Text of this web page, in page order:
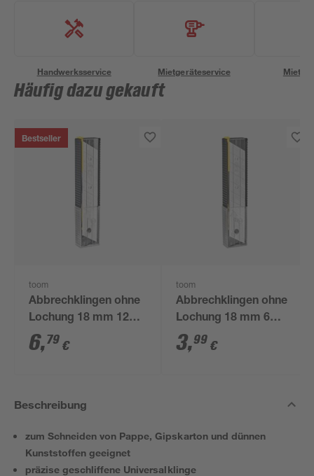
Handwerksservice Mietgeräteservice
Häufig dazu gekauft
Bestseller
toom
Abbrechklingen ohne
Lochung 18 mm 12
Stück
6,79 €
toom
Abbrechklingen ohne
Lochung 18 mm 6
Stück
3,99 €
Beschreibung
zum Schneiden von Pappe, Gipskarton und dünnen
Kunststoffen geeignet
präzise geschliffene Universalklinge